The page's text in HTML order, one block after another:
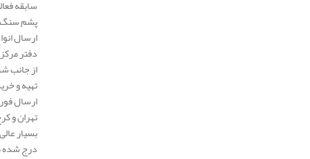
پشم سنگ
ارسال
دفتر
از جانب
تهیه و
ارسال
تهران و
بسیار
درج شده